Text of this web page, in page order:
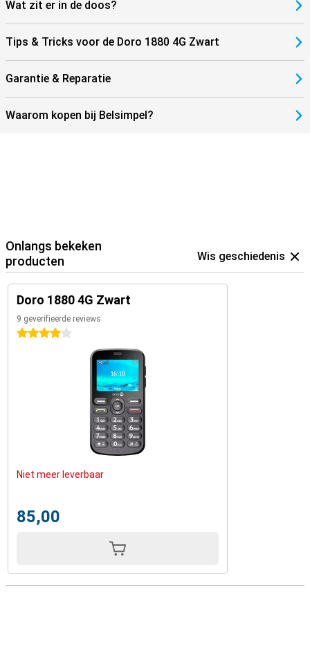
Wat zit er in de doos?
Tips & Tricks voor de Doro 1880 4G Zwart
Garantie & Reparatie
Waarom kopen bij Belsimpel?
Onlangs bekeken
producten
Wis geschiedenis
Doro 1880 4G Zwart
9 geverifieerde reviews
4 sterren
Niet meer leverbaar
85,00